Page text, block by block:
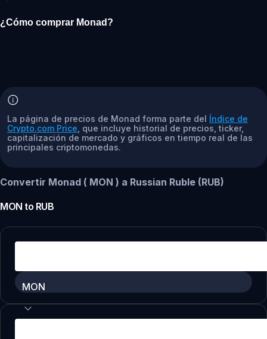
¿Cómo comprar Monad?
La página de precios de Monad forma parte del Índice de
Crypto.com Price , que incluye historial de precios, ticker,
capitalización de mercado y gráficos en tiempo real de las
principales criptomonedas.
Convertir Monad ( MON ) a Russian Ruble (RUB)
MON to RUB
MON